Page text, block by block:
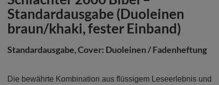
Standardausgabe (Duoleinen
braun/khaki, fester Einband)
Standardausgabe, Cover: Duoleinen / Fadenheftung
Die bewährte Kombination aus flüssigem Leseerlebnis und
Anfang
der
Bildergalerie